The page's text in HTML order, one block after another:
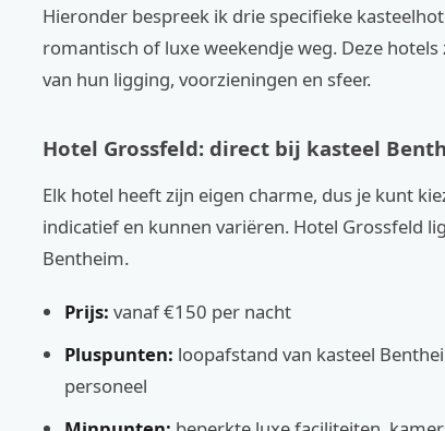
Hieronder bespreek ik drie specifieke
romantisch of luxe weekendje weg. Deze
van hun ligging, voorzieningen en sfeer.
Hotel Grossfeld: direct bij kasteel
Elk hotel heeft zijn eigen charme, dus je kunt
indicatief en kunnen variëren. Hotel Grossfeld
Bentheim.
Prijs: vanaf €150 per nacht
Pluspunten: loopafstand van kasteel
personeel